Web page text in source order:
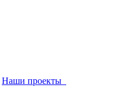
Наши проекты